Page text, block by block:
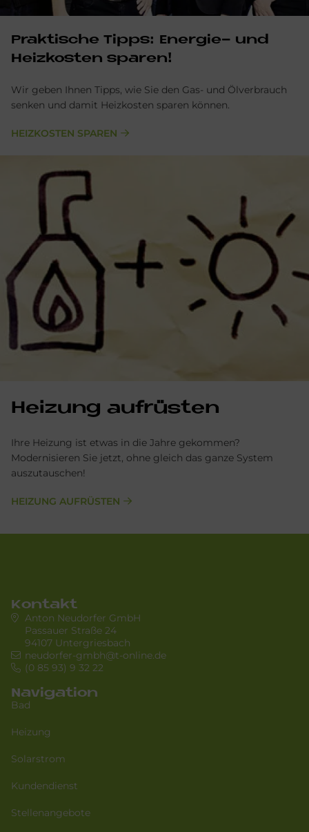
Prak­ti­sche Tipps: En­er­gie- und
Heiz­ko­sten spa­ren!
Wir geben Ihnen Tipps, wie Sie den Gas- und Ölverbrauch
senken und damit Heizkosten sparen können.
HEIZKOSTEN SPAREN
Hei­zung auf­rü­sten
Ihre Heizung ist etwas in die Jahre gekommen?
Modernisieren Sie jetzt, ohne gleich das ganze System
auszutauschen!
HEIZUNG AUFRÜSTEN
Kontakt
Anton Neudorfer GmbH
Passauer Straße 24
94107 Untergriesbach
neudorfer-gmbh@t-online.de
(0 85 93) 9 32 22
Navigation
Bad
Heizung
Solarstrom
Kundendienst
Stellenangebote